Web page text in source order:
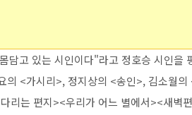
담고 있는 시인이다"라고 정호승 시인을
의 <가시리>, 정지상의 <송인>, 김소월
리는 편지><우리가 어느 별에서><새벽